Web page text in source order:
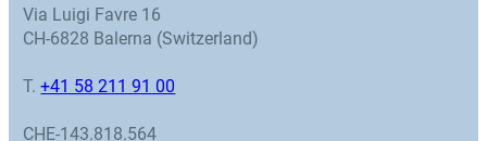
Via Luigi Favre 16
CH-6828 Balerna (Switzerland)
T.+41 58 211 91 00
CHE-143.818.564